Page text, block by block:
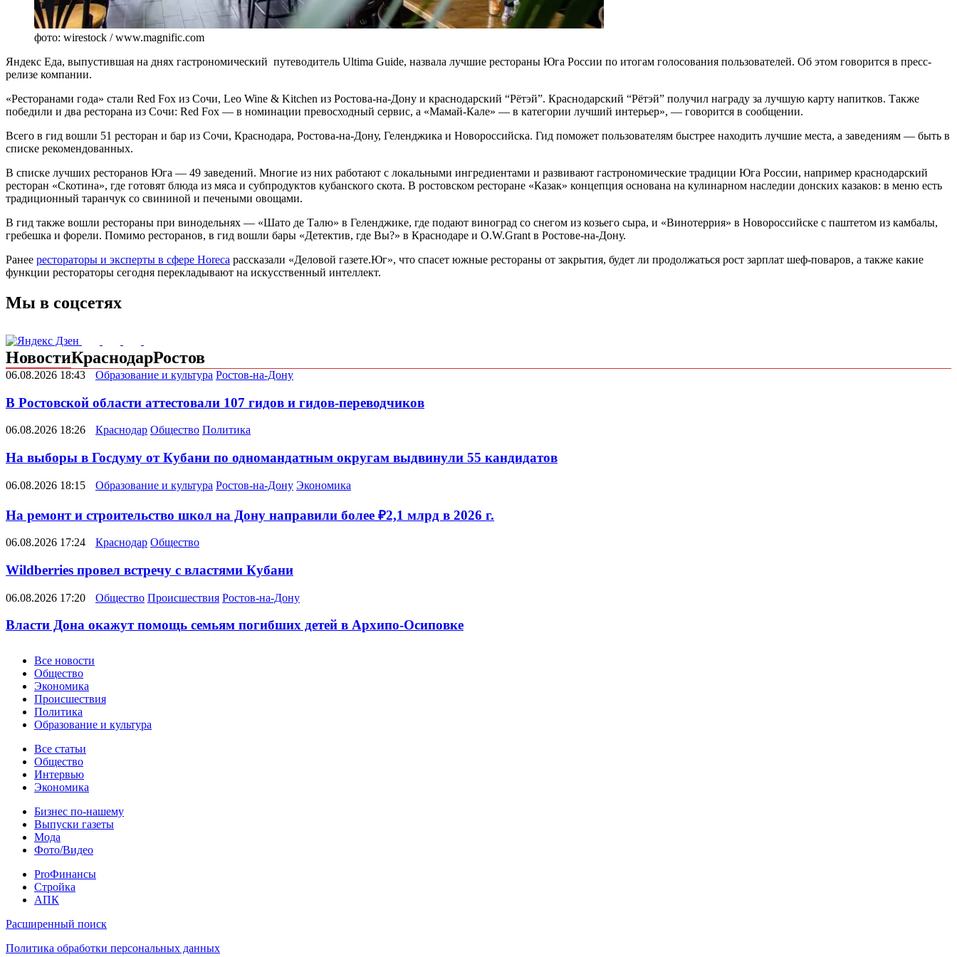
фото: wirestock / www.magnific.com
Яндекс Еда, выпустившая на днях гастрономический путеводитель Ultima Guide, назвала лучшие рестораны Юга России по итогам голосования пользователей. Об этом говорится в пресс-
релизе компании.
«Ресторанами года» стали Red Fox из Сочи, Leo Wine & Kitchen из Ростова-на-Дону и краснодарский “Рётэй”. Краснодарский “Рётэй” получил награду за лучшую карту напитков. Также
победили и два ресторана из Сочи: Red Fox — в номинации превосходный сервис, а «Мамай-Кале» — в категории лучший интерьер», — говорится в сообщении.
Всего в гид вошли 51 ресторан и бар из Сочи, Краснодара, Ростова-на-Дону, Геленджика и Новороссийска. Гид поможет пользователям быстрее находить лучшие места, а заведениям — быть в
списке рекомендованных.
В списке лучших ресторанов Юга — 49 заведений. Многие из них работают с локальными ингредиентами и развивают гастрономические традиции Юга России, например краснодарский
ресторан «Скотина», где готовят блюда из мяса и субпродуктов кубанского скота. В ростовском ресторане «Казак» концепция основана на кулинарном наследии донских казаков: в меню есть
традиционный таранчук со свининой и печеными овощами.
В гид также вошли рестораны при винодельнях — «Шато де Талю» в Геленджике, где подают виноград со снегом из козьего сыра, и «Винотеррия» в Новороссийске с паштетом из камбалы,
гребешка и форели. Помимо ресторанов, в гид вошли бары «Детектив, где Вы?» в Краснодаре и O.W.Grant в Ростове-на-Дону.
Ранее рестораторы и экcперты в сфере Horeca рассказали «Деловой газете.Юг», что спасет южные рестораны от закрытия, будет ли продолжаться рост зарплат шеф-поваров, а также какие
функции рестораторы сегодня перекладывают на искусственный интеллект.
Мы в соцсетях
НовостиКраснодарРостов
06.08.2026 18:43 Образование и культура Ростов-на-Дону
В Ростовской области аттестовали 107 гидов и гидов-переводчиков
06.08.2026 18:26 Краснодар Общество Политика
На выборы в Госдуму от Кубани по одномандатным округам выдвинули 55 кандидатов
06.08.2026 18:15 Образование и культура Ростов-на-Дону Экономика
На ремонт и строительство школ на Дону направили более ₽2,1 млрд в 2026 г.
06.08.2026 17:24 Краснодар Общество
Wildberries провел встречу с властями Кубани
06.08.2026 17:20 Общество Происшествия Ростов-на-Дону
Власти Дона окажут помощь семьям погибших детей в Архипо-Осиповке
Новости
Все новости
Общество
Экономика
Происшествия
Политика
Образование и культура
Статьи
Все статьи
Общество
Интервью
Экономика
Разное
Бизнес по-нашему
Выпуски газеты
Мода
Фото/Видео
Pro
ProФинансы
Стройка
АПК
Информация
Расширенный поиск
Политика обработки персональных данных